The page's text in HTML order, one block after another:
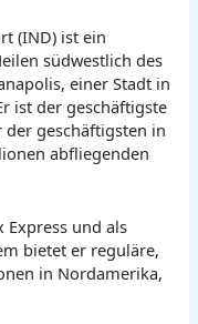
(IND) ist ein
südwestlich des
einer Stadt in
ist der geschäftigste
geschäftigsten in
abfliegenden
Express und als
bietet er reguläre,
in Nordamerika,